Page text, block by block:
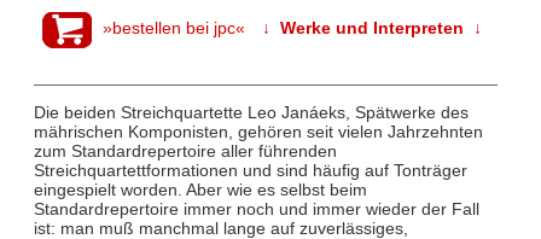
»bestellen bei jpc« ↓ Werke und Interpreten ↓
Die beiden Streichquartette Leo Janáeks, Spätwerke des
mährischen Komponisten, gehören seit vielen Jahrzehnten
zum Standardrepertoire aller führenden
Streichquartettformationen und sind häufig auf Tonträger
eingespielt worden. Aber wie es selbst beim
Standardrepertoire immer noch und immer wieder der Fall
ist: man muß manchmal lange auf zuverlässiges,